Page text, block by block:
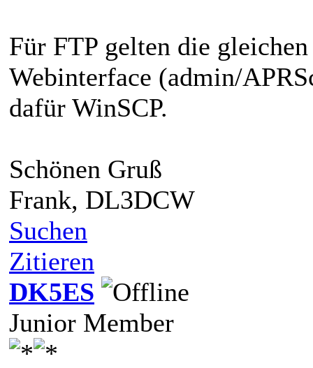
Für FTP gelten die
Webinterface (admin/
dafür WinSCP.
Schönen Gruß
Frank, DL3DCW
Suchen
Zitieren
DK5ES
Junior Member